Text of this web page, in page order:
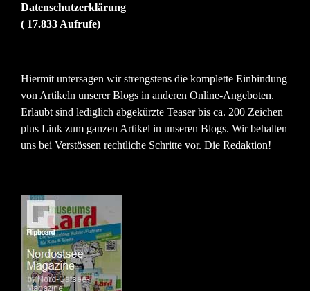
Datenschutzerklärung
( 17.833 Aufrufe)
Hiermit untersagen wir strengstens die komplette Einbindung
von Artikeln unserer Blogs in anderen Online-Angeboten.
Erlaubt sind lediglich abgekürzte Teaser bis ca. 200 Zeichen
plus Link zum ganzen Artikel in unseren Blogs. Wir behalten
uns bei Verstössen rechtliche Schritte vor. Die Redaktion!